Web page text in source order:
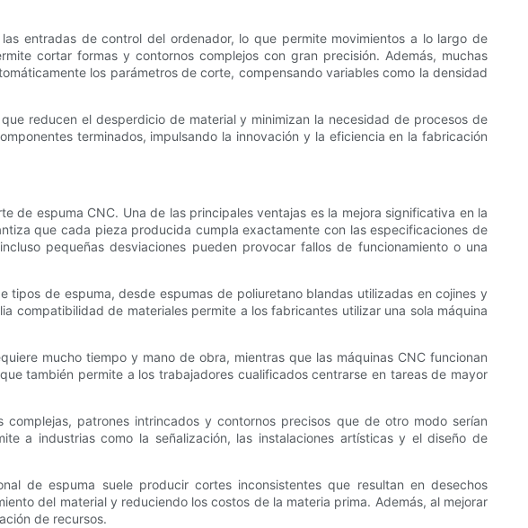
entradas de control del ordenador, lo que permite movimientos a lo largo de
cortar formas y contornos complejos con gran precisión. Además, muchas
los parámetros de corte, compensando variables como la densidad
reducen el desperdicio de material y minimizan la necesidad de procesos de
terminados, impulsando la innovación y la eficiencia en la fabricación
de espuma CNC. Una de las principales ventajas es la mejora significativa en la
que cada pieza producida cumpla exactamente con las especificaciones de
pequeñas desviaciones pueden provocar fallos de funcionamiento o una
de espuma, desde espumas de poliuretano blandas utilizadas en cojines y
compatibilidad de materiales permite a los fabricantes utilizar una sola máquina
mucho tiempo y mano de obra, mientras que las máquinas CNC funcionan
también permite a los trabajadores cualificados centrarse en tareas de mayor
patrones intrincados y contornos precisos que de otro modo serían
a industrias como la señalización, las instalaciones artísticas y el diseño de
de espuma suele producir cortes inconsistentes que resultan en desechos
del material y reduciendo los costos de la materia prima. Además, al mejorar
de recursos.